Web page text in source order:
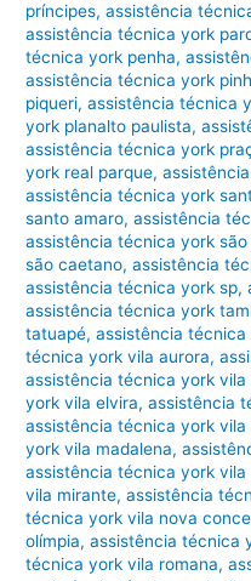
príncipes,assistência
assistência técnica york
técnica york penha,
assistência técnica york
piqueri,assistência técnica
york planalto paulista,
assistência técnica york
york real parque,
assistência técnica york
santo amaro,assistência
assistência técnica york são
são caetano,assistência
assistência técnica york sp,
assistência técnica york
tatuapé,assistência
técnica york vila aurora,
assistência técnica york vila
york vila elvira,assistência
assistência técnica york vila
york vila madalena,
assistência técnica york vila
vila mirante,assistência
técnica york vila nova
olímpia,assistência técnica
técnica york vila romana,